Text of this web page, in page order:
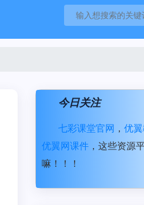
今日关注
七彩课堂官网 ，优
优翼网课件 ，这些资源
嘛！！！